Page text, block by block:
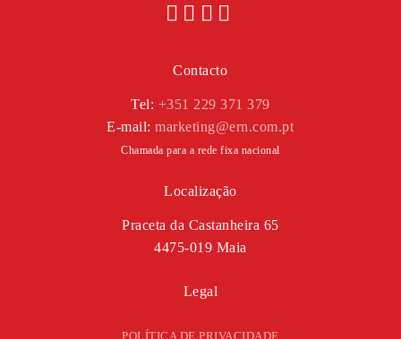
Contacto
Tel: +351 229 371 379
E-mail:marketing@ern.com.pt
Chamada para a rede fixa nacional
Localização
Praceta da Castanheira 65
4475-019 Maia
Legal
POLÍTICA DE PRIVACIDADE